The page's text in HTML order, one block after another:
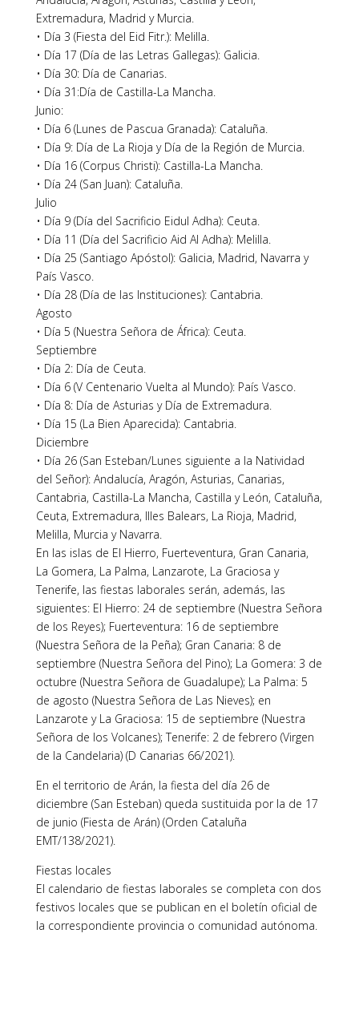
Extremadura, Madrid y Murcia.
• Día 3 (Fiesta del Eid Fitr.): Melilla.
• Día 17 (Día de las Letras Gallegas): Galicia.
• Día 30: Día de Canarias.
• Día 31:Día de Castilla-La Mancha.
Junio:
• Día 6 (Lunes de Pascua Granada): Cataluña.
• Día 9: Día de La Rioja y Día de la Región de Murcia.
• Día 16 (Corpus Christi): Castilla-La Mancha.
• Día 24 (San Juan): Cataluña.
Julio
• Día 9 (Día del Sacrificio Eidul Adha): Ceuta.
• Día 11 (Día del Sacrificio Aid Al Adha): Melilla.
• Día 25 (Santiago Apóstol): Galicia, Madrid, Navarra y
País Vasco.
• Día 28 (Día de las Instituciones): Cantabria.
Agosto
• Día 5 (Nuestra Señora de África): Ceuta.
Septiembre
• Día 2: Día de Ceuta.
• Día 6 (V Centenario Vuelta al Mundo): País Vasco.
• Día 8: Día de Asturias y Día de Extremadura.
• Día 15 (La Bien Aparecida): Cantabria.
Diciembre
• Día 26 (San Esteban/Lunes siguiente a la Natividad
del Señor): Andalucía, Aragón, Asturias, Canarias,
Cantabria, Castilla-La Mancha, Castilla y León, Cataluña,
Ceuta, Extremadura, Illes Balears, La Rioja, Madrid,
Melilla, Murcia y Navarra.
En las islas de El Hierro, Fuerteventura, Gran Canaria,
La Gomera, La Palma, Lanzarote, La Graciosa y
Tenerife, las fiestas laborales serán, además, las
siguientes: El Hierro: 24 de septiembre (Nuestra Señora
de los Reyes); Fuerteventura: 16 de septiembre
(Nuestra Señora de la Peña); Gran Canaria: 8 de
septiembre (Nuestra Señora del Pino); La Gomera: 3 de
octubre (Nuestra Señora de Guadalupe); La Palma: 5
de agosto (Nuestra Señora de Las Nieves); en
Lanzarote y La Graciosa: 15 de septiembre (Nuestra
Señora de los Volcanes); Tenerife: 2 de febrero (Virgen
de la Candelaria) (D Canarias 66/2021).
En el territorio de Arán, la fiesta del día 26 de
diciembre (San Esteban) queda sustituida por la de 17
de junio (Fiesta de Arán) (Orden Cataluña
EMT/138/2021).
Fiestas locales
El calendario de fiestas laborales se completa con dos
festivos locales que se publican en el boletín oficial de
la correspondiente provincia o comunidad autónoma.